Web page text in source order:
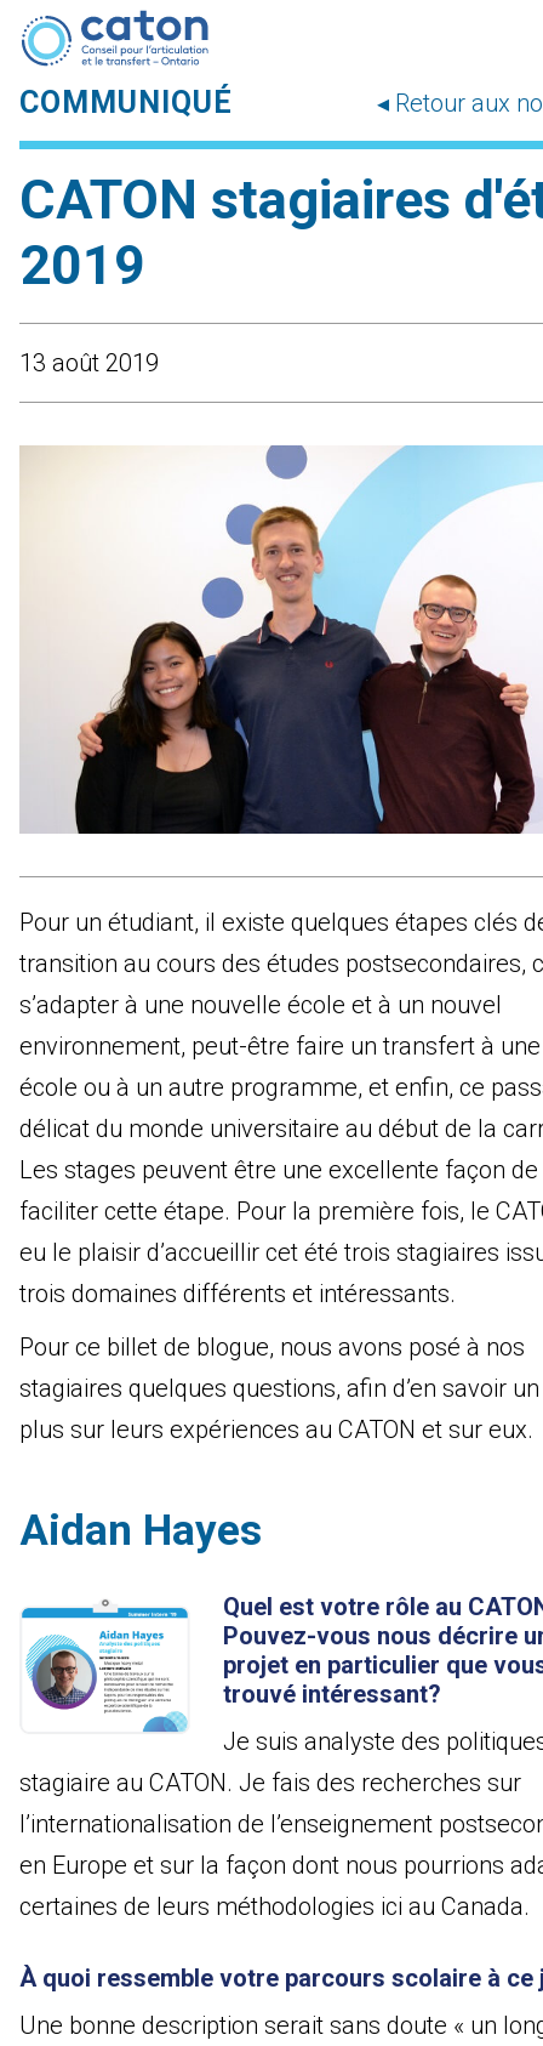
COMMUNIQUÉ ◂ Retour aux
CATON stagiaires
2019
13 août 2019
Pour un étudiant, il existe quelques étapes clés
transition au cours des études postsecondaires,
s’adapter à une nouvelle école et à un nouvel
environnement, peut-être faire un transfert à
école ou à un autre programme, et enfin, ce
délicat du monde universitaire au début de la
Les stages peuvent être une excellente façon de
faciliter cette étape. Pour la première fois, le
eu le plaisir d’accueillir cet été trois stagiaires
trois domaines différents et intéressants.
Pour ce billet de blogue, nous avons posé à nos
stagiaires quelques questions, afin d’en savoir
plus sur leurs expériences au CATON et sur eux.
Aidan Hayes
Quel est votre rôle au
Pouvez-vous nous décrire
projet en particulier que
trouvé intéressant?
Je suis analyste des
stagiaire au CATON. Je fais des recherches sur
l’internationalisation de l’enseignement
en Europe et sur la façon dont nous pourrions
certaines de leurs méthodologies ici au Canada.
À quoi ressemble votre parcours scolaire à ce
Une bonne description serait sans doute « un